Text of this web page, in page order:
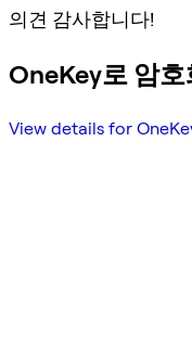
의견 감사합니다!
OneKey로 암호
View details for